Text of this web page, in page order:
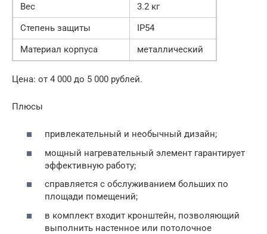
Вес
3.2 кг
Степень защиты
IP54
Материал корпуса
металлический
Цена: от 4 000 до 5 000 рублей.
Плюсы
привлекательный и необычный дизайн;
мощный нагревательный элемент гарантирует
эффективную работу;
справляется с обслуживанием больших по
площади помещений;
в комплект входит кронштейн, позволяющий
выполнить настенное или потолочное